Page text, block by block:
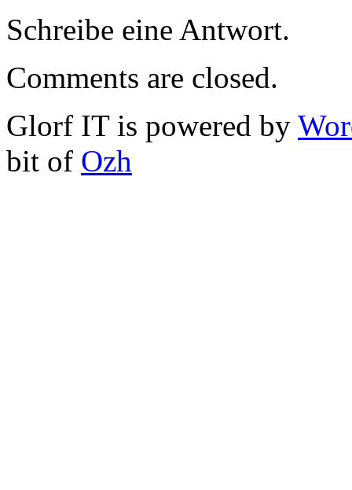
Schreibe eine Antwort.
Comments are closed.
Glorf IT is powered by
bit of Ozh